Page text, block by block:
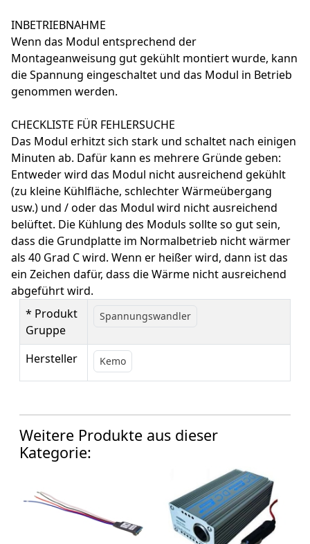
INBETRIEBNAHME
Wenn das Modul entsprechend der
Montageanweisung gut gekühlt montiert wurde, kann
die Spannung eingeschaltet und das Modul in Betrieb
genommen werden.
CHECKLISTE FÜR FEHLERSUCHE
Das Modul erhitzt sich stark und schaltet nach einigen
Minuten ab. Dafür kann es mehrere Gründe geben:
Entweder wird das Modul nicht ausreichend gekühlt
(zu kleine Kühlfläche, schlechter Wärmeübergang
usw.) und / oder das Modul wird nicht ausreichend
belüftet. Die Kühlung des Moduls sollte so gut sein,
dass die Grundplatte im Normalbetrieb nicht wärmer
als 40 Grad C wird. Wenn er heißer wird, dann ist das
ein Zeichen dafür, dass die Wärme nicht ausreichend
abgeführt wird.
* Produkt
Gruppe
Spannungswandler
Hersteller Kemo
Weitere Produkte aus dieser
Kategorie: